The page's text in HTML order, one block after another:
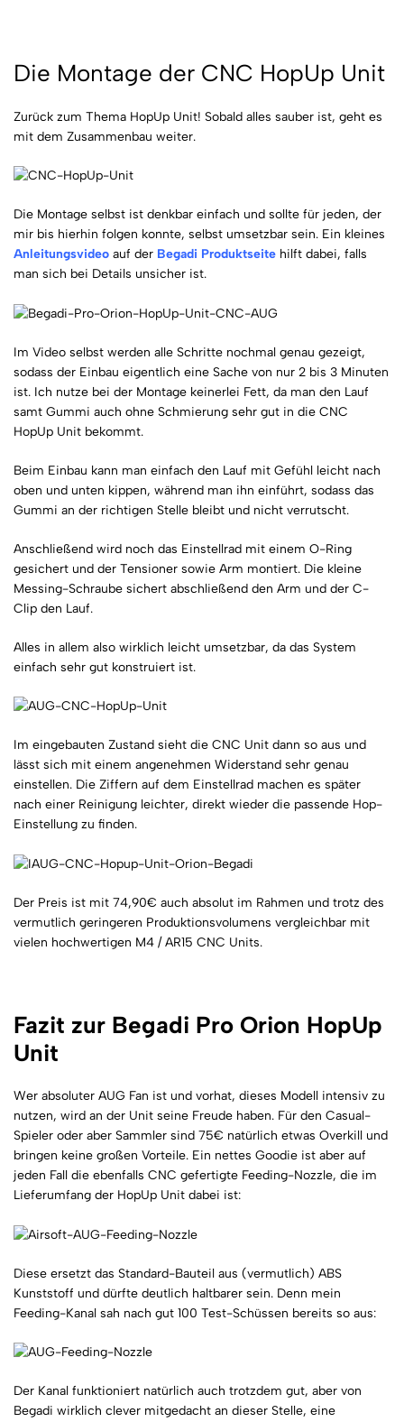
Die Montage der CNC HopUp Unit
Zurück zum Thema HopUp Unit! Sobald alles sauber ist, geht es
mit dem Zusammenbau weiter.
Die Montage selbst ist denkbar einfach und sollte für jeden, der
mir bis hierhin folgen konnte, selbst umsetzbar sein. Ein kleines
Anleitungsvideo auf der Begadi Produktseite hilft dabei, falls
man sich bei Details unsicher ist.
Im Video selbst werden alle Schritte nochmal genau gezeigt,
sodass der Einbau eigentlich eine Sache von nur 2 bis 3 Minuten
ist. Ich nutze bei der Montage keinerlei Fett, da man den Lauf
samt Gummi auch ohne Schmierung sehr gut in die CNC
HopUp Unit bekommt.
Beim Einbau kann man einfach den Lauf mit Gefühl leicht nach
oben und unten kippen, während man ihn einführt, sodass das
Gummi an der richtigen Stelle bleibt und nicht verrutscht.
Anschließend wird noch das Einstellrad mit einem O-Ring
gesichert und der Tensioner sowie Arm montiert. Die kleine
Messing-Schraube sichert abschließend den Arm und der C-
Clip den Lauf.
Alles in allem also wirklich leicht umsetzbar, da das System
einfach sehr gut konstruiert ist.
Im eingebauten Zustand sieht die CNC Unit dann so aus und
lässt sich mit einem angenehmen Widerstand sehr genau
einstellen. Die Ziffern auf dem Einstellrad machen es später
nach einer Reinigung leichter, direkt wieder die passende Hop-
Einstellung zu finden.
Der Preis ist mit 74,90€ auch absolut im Rahmen und trotz des
vermutlich geringeren Produktionsvolumens vergleichbar mit
vielen hochwertigen M4 / AR15 CNC Units.
Fazit zur Begadi Pro Orion HopUp
Unit
Wer absoluter AUG Fan ist und vorhat, dieses Modell intensiv zu
nutzen, wird an der Unit seine Freude haben. Für den Casual-
Spieler oder aber Sammler sind 75€ natürlich etwas Overkill und
bringen keine großen Vorteile. Ein nettes Goodie ist aber auf
jeden Fall die ebenfalls CNC gefertigte Feeding-Nozzle, die im
Lieferumfang der HopUp Unit dabei ist:
Diese ersetzt das Standard-Bauteil aus (vermutlich) ABS
Kunststoff und dürfte deutlich haltbarer sein. Denn mein
Feeding-Kanal sah nach gut 100 Test-Schüssen bereits so aus:
Der Kanal funktioniert natürlich auch trotzdem gut, aber von
Begadi wirklich clever mitgedacht an dieser Stelle, eine